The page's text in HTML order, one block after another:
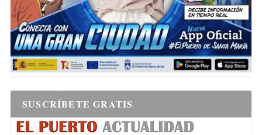
SUSCRÍBETE GRATIS